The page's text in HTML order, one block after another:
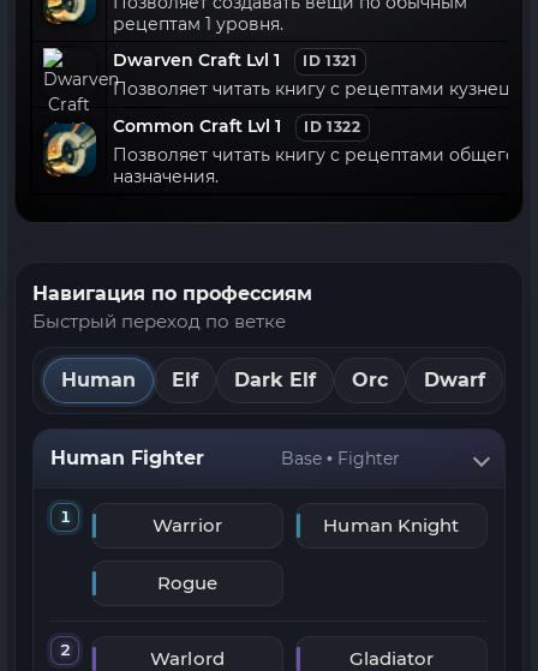
рецептам 1 уровня.
Dwarven Craft Lvl 1 ID 1321
Позволяет читать книгу с рецептами кузнеца.
Common Craft Lvl 1 ID 1322
Позволяет читать книгу с рецептами общего
назначения.
Навигация по профессиям
Быстрый переход по ветке
Human Elf Dark Elf Orc Dwarf
Human Fighter Base • Fighter
1 Warrior Human Knight
Rogue
2 Warlord Gladiator